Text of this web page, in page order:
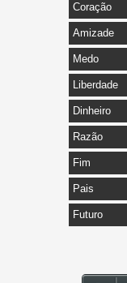
Coração
Amizade
Medo
Liberdade
Dinheiro
Razão
Fim
Pais
Futuro